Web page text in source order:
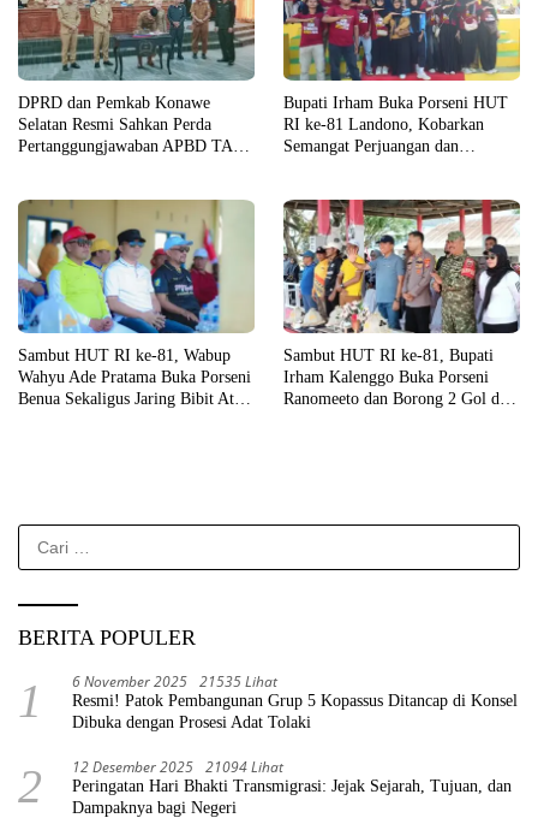
DPRD dan Pemkab Konawe
Selatan Resmi Sahkan Perda
Pertanggungjawaban APBD TA
Bupati Irham Buka Porseni HUT
RI ke-81 Landono, Kobarkan
Semangat Perjuangan dan
Sambut HUT RI ke-81, Wabup
Wahyu Ade Pratama Buka Porseni
Benua Sekaligus Jaring Bibit Atlet
Sambut HUT RI ke-81, Bupati
Irham Kalenggo Buka Porseni
Ranomeeto dan Borong 2 Gol di
Cari
untuk:
BERITA POPULER
1 6 November 2025 21535 Lihat
Resmi! Patok Pembangunan Grup 5 Kopassus Ditancap di Konsel
Dibuka dengan Prosesi Adat Tolaki
2 12 Desember 2025 21094 Lihat
Peringatan Hari Bhakti Transmigrasi: Jejak Sejarah, Tujuan, dan
Dampaknya bagi Negeri